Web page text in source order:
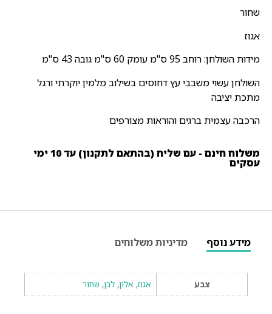
שחור
אגוז
מידות השולחן: רוחב 95 ס"מ עומק 60 ס"מ גובה 43 ס"מ
השולחן עשוי משבבי עץ דחוסים בשילוב מלמין יוקרתי ורגל
מתכת יציבה
הרכבה עצמית ברגים והוראות מצורפים
משלוח חינם - עם שליח (בהתאם לתקנון) עד 10 ימי
עסקים
מידע נוסף מדיניות משלוחים
צבע אגוז, אלון, לבן, שחור